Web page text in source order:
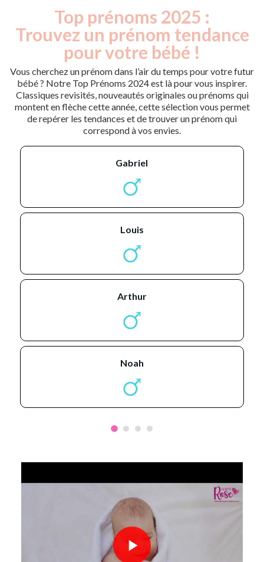
Top prénoms 2025 :
Trouvez un prénom tendance
pour votre bébé !
Vous cherchez un prénom dans l’air du temps pour votre futur
bébé ? Notre Top Prénoms 2024 est là pour vous inspirer.
Classiques revisités, nouveautés originales ou prénoms qui
montent en flèche cette année, cette sélection vous permet
de repérer les tendances et de trouver un prénom qui
correspond à vos envies.
gabriel
louis
arthur
noah